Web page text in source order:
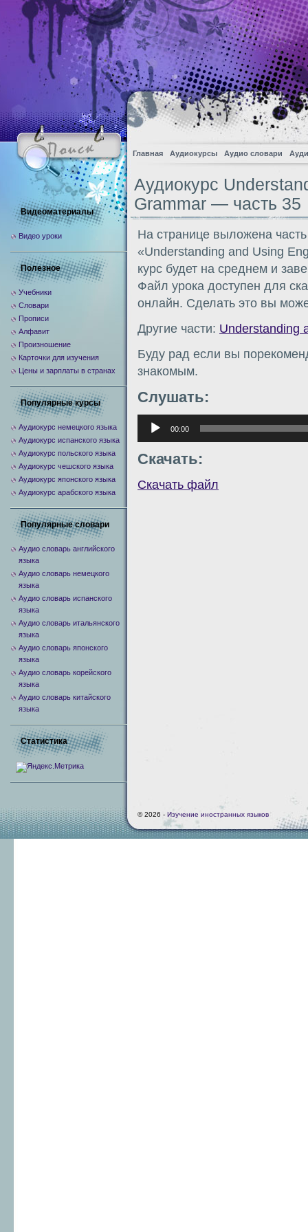
Главная Аудиокурсы Аудио словари
Аудиокурс
Grammar — часть 35
На странице выложена
«Understanding and Using
курс будет на среднем и
Файл урока доступен для
онлайн. Сделать это вы
Другие части: Understanding
Буду рад если вы
знакомым.
Слушать:
Аудиоплеер
00:00
Скачать:
Скачать файл
Видеоматериалы
Видео уроки
Полезное
Учебники
Словари
Прописи
Алфавит
Произношение
Карточки для изучения
Цены и зарплаты в странах
Популярные курсы
Аудиокурс немецкого языка
Аудиокурс испанского языка
Аудиокурс польского языка
Аудиокурс чешского языка
Аудиокурс японского языка
Аудиокурс арабского языка
Популярные словари
Аудио словарь английского
языка
Аудио словарь немецкого
языка
Аудио словарь испанского
языка
Аудио словарь итальянского
языка
Аудио словарь японского
языка
Аудио словарь корейского
языка
Аудио словарь китайского
языка
Статистика
© 2026 - Изучение иностранных языков